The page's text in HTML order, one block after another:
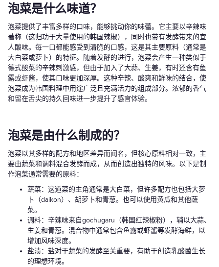
泡菜是什么味道？
泡菜提供了丰富多样的口味，能够挑动你的味蕾。它主要以辛辣味
著称（这归功于大量使用的韩国辣椒），同时也带有发酵带来的宜
人酸味。每一口都能感受到清脆的口感，这是其主要原料（通常是
大白菜或萝卜）的特征。随着发酵的进行，泡菜会产生一种类似于
德式酸菜的辛辣刺激感，但由于加入了大蒜、生姜，有时还含有鱼
露或虾酱，使其口味更加深厚。这种辛辣、酸爽和鲜味的结合，使
泡菜成为韩国料理中用途广泛且充满活力的组成部分。浓郁的香气
和留在舌尖的持久回味进一步提升了感官体验。
泡菜是由什么制成的？
泡菜以其多样的配方和地区差异而闻名，但核心原料相对一致，主
要由蔬菜和调料混合发酵而成，从而创造出独特的风味。以下是制
作泡菜通常需要的原料：
蔬菜：这道菜的主角通常是大白菜，但许多配方也包括大萝
卜（daikon）、胡萝卜和青葱。也可以使用黄瓜和其他蔬
菜。
调料：辛辣味来自gochugaru（韩国红辣椒粉），辅以大蒜、
生姜和青葱。混合物中通常包含鱼露或虾酱等发酵海鲜，以
增加风味深度。
盐渍：盐对于蔬菜的发酵至关重要，有助于创造乳酸菌生长
的理想环境。